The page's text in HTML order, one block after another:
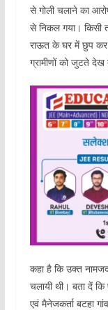
से गोली चलाने का
से निकल गया। किसी
राऊत के घर में छुप कर
ग्रामीणों को जुटते देख
कहा है कि उक्त
चलायी थी। बता दें कि
एवं मैनेजकर्ता बटहा